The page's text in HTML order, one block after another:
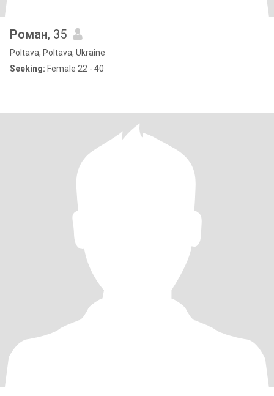
Роман, 35
Poltava, Poltava, Ukraine
Seeking: Female 22 - 40